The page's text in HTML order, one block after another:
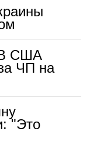
В США
ЧП на
"Это